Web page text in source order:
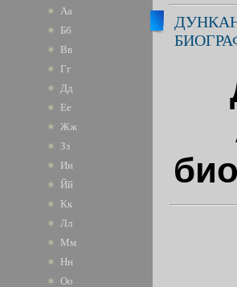
Аа
Бб
Вв
Гг
Дд
Ее
Жж
Зз
Ии
Йй
Кк
Лл
Мм
Нн
Оо